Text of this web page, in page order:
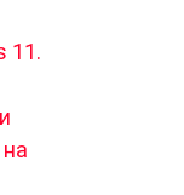
11.